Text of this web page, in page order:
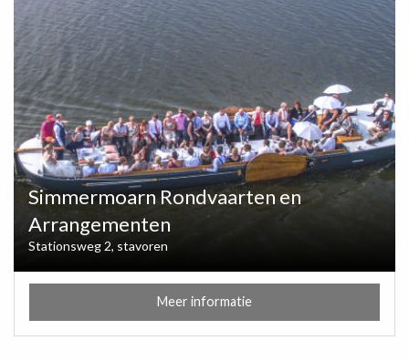
Simmermoarn Rondvaarten en
Arrangementen
Stationsweg 2, stavoren
Meer informatie